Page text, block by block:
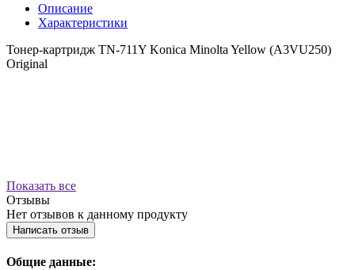
Описание
Характеристики
Тонер-картридж TN-711Y Konica Minolta Yellow (A3VU250)
Original
Показать все
Отзывы
Нет отзывов к данному продукту
Написать отзыв
Общие данные: